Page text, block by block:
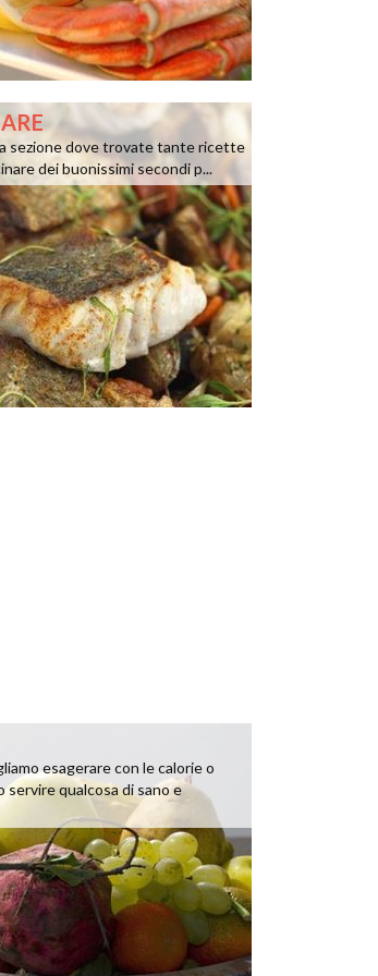
sezione dove trovate tante ricette
dei buonissimi secondi p...
esagerare con le calorie o
servire qualcosa di sano e